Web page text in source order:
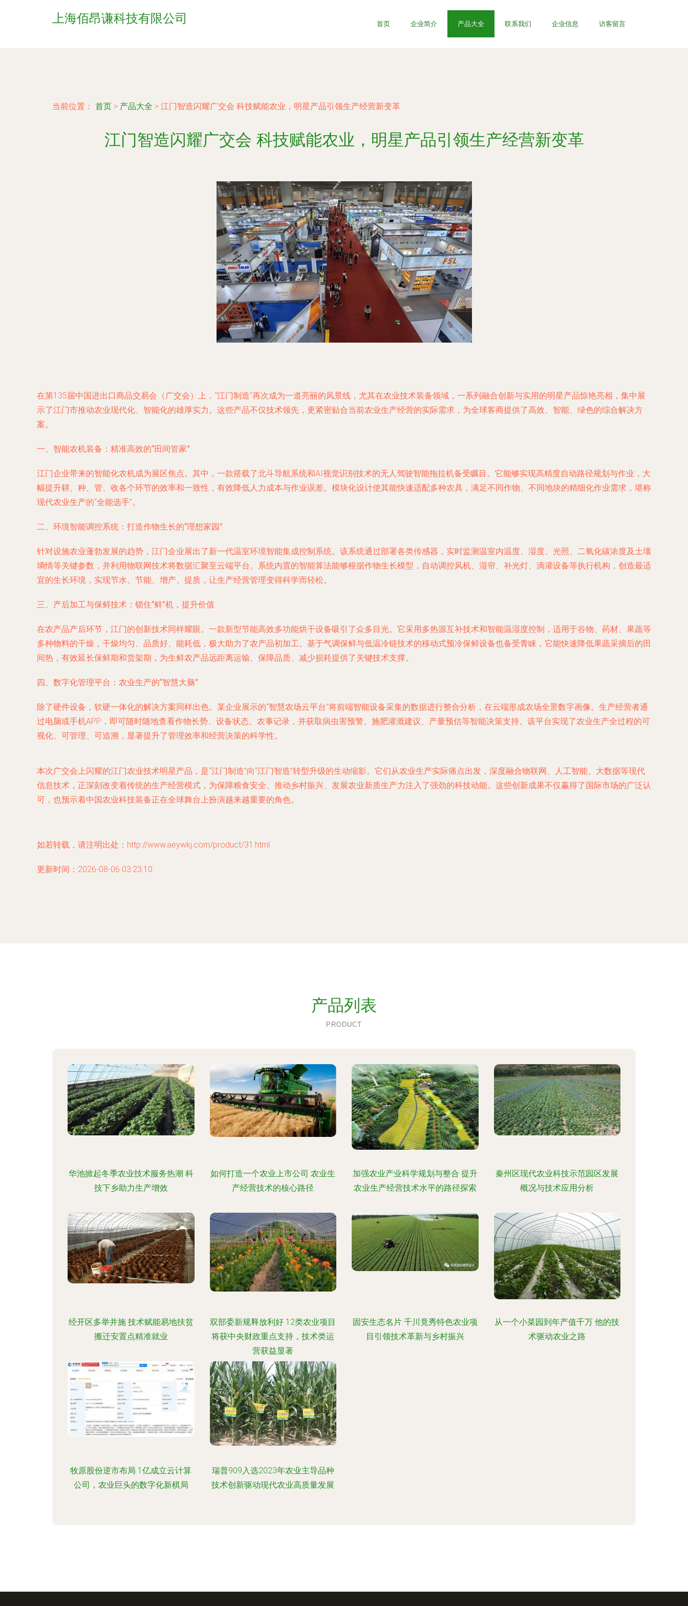
上海佰昂谦科技有限公司 首页 企业简介 产品大全 联系我们 企业信息 访客留言
当前位置： 首页 > 产品大全 > 江门智造闪耀广交会 科技赋能农业，明星产品引领生产经营新变革
江门智造闪耀广交会 科技赋能农业，明星产品引领生产经营新变革
在第135届中国进出口商品交易会（广交会）上，“江门制造”再次成为一道亮丽的风景线，尤其在农业技术装备领域，一系列融合创新与实用的明星产品惊艳亮相，集中展
示了江门市推动农业现代化、智能化的雄厚实力。这些产品不仅技术领先，更紧密贴合当前农业生产经营的实际需求，为全球客商提供了高效、智能、绿色的综合解决方
案。
一、智能农机装备：精准高效的“田间管家”
江门企业带来的智能化农机成为展区焦点。其中，一款搭载了北斗导航系统和AI视觉识别技术的无人驾驶智能拖拉机备受瞩目。它能够实现高精度自动路径规划与作业，大
幅提升耕、种、管、收各个环节的效率和一致性，有效降低人力成本与作业误差。模块化设计使其能快速适配多种农具，满足不同作物、不同地块的精细化作业需求，堪称
现代农业生产的“全能选手”。
二、环境智能调控系统：打造作物生长的“理想家园”
针对设施农业蓬勃发展的趋势，江门企业展出了新一代温室环境智能集成控制系统。该系统通过部署各类传感器，实时监测温室内温度、湿度、光照、二氧化碳浓度及土壤
墒情等关键参数，并利用物联网技术将数据汇聚至云端平台。系统内置的智能算法能够根据作物生长模型，自动调控风机、湿帘、补光灯、滴灌设备等执行机构，创造最适
宜的生长环境，实现节水、节能、增产、提质，让生产经营管理变得科学而轻松。
三、产后加工与保鲜技术：锁住“鲜”机，提升价值
在农产品产后环节，江门的创新技术同样耀眼。一款新型节能高效多功能烘干设备吸引了众多目光。它采用多热源互补技术和智能温湿度控制，适用于谷物、药材、果蔬等
多种物料的干燥，干燥均匀、品质好、能耗低，极大助力了农产品初加工。基于气调保鲜与低温冷链技术的移动式预冷保鲜设备也备受青睐，它能快速降低果蔬采摘后的田
间热，有效延长保鲜期和货架期，为生鲜农产品远距离运输、保障品质、减少损耗提供了关键技术支撑。
四、数字化管理平台：农业生产的“智慧大脑”
除了硬件设备，软硬一体化的解决方案同样出色。某企业展示的“智慧农场云平台”将前端智能设备采集的数据进行整合分析，在云端形成农场全景数字画像。生产经营者通
过电脑或手机APP，即可随时随地查看作物长势、设备状态、农事记录，并获取病虫害预警、施肥灌溉建议、产量预估等智能决策支持。该平台实现了农业生产全过程的可
视化、可管理、可追溯，显著提升了管理效率和经营决策的科学性。
本次广交会上闪耀的江门农业技术明星产品，是“江门制造”向“江门智造”转型升级的生动缩影。它们从农业生产实际痛点出发，深度融合物联网、人工智能、大数据等现代
信息技术，正深刻改变着传统的生产经营模式，为保障粮食安全、推动乡村振兴、发展农业新质生产力注入了强劲的科技动能。这些创新成果不仅赢得了国际市场的广泛认
可，也预示着中国农业科技装备正在全球舞台上扮演越来越重要的角色。
如若转载，请注明出处：http://www.aeywkj.com/product/31.html
更新时间：2026-08-06 03:23:10
产品列表
PRODUCT
华池掀起冬季农业技术服务热潮 科
技下乡助力生产增效
如何打造一个农业上市公司 农业生
产经营技术的核心路径
加强农业产业科学规划与整合 提升
农业生产经营技术水平的路径探索
秦州区现代农业科技示范园区发展
概况与技术应用分析
经开区多举并施 技术赋能易地扶贫
搬迁安置点精准就业
双部委新规释放利好 12类农业项目
将获中央财政重点支持，技术类运
营获益显著
固安生态名片 千川竟秀特色农业项
目引领技术革新与乡村振兴
从一个小菜园到年产值千万 他的技
术驱动农业之路
牧原股份逆市布局 1亿成立云计算
公司，农业巨头的数字化新棋局
瑞普909入选2023年农业主导品种
技术创新驱动现代农业高质量发展